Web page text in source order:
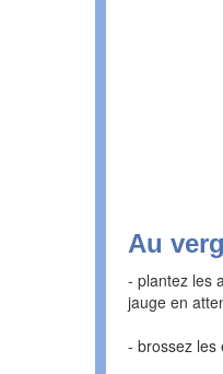
Au
- plantez les
jauge en
- brossez les